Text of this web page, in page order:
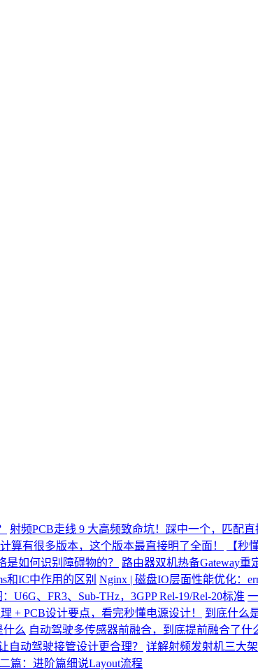
射频PCB走线 9 大高频致命坑！踩中一个，匹配
算有很多版本，这个版本最直接明了全面！
【秒
是如何识别障碍物的？
路由器双机热备Gateway重
和IC中作用的区别 Nginx | 磁盘IO层面性能优化：
U6G、FR3、Sub-THz，3GPP Rel-19/Rel-20标准
+ PCB设计要点，看完秒懂电源设计！
到底什么
什么 自动驾驶多传感器前融合，到底提前融合了什
自动驾驶接管设计更合理？
详解射频发射机三大
篇：进阶篇细说Layout流程